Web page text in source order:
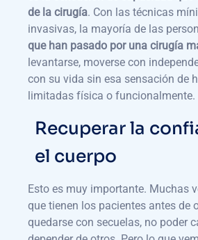
de la cirugía. Con las técnicas
invasivas, la mayoría de las
que han pasado por una cirugía
levantarse, moverse con
con su vida sin esa sensación de
limitadas física o funcionalmente.
Recuperar la
el cuerpo
Esto es muy importante. Muchas
que tienen los pacientes antes de
quedarse con secuelas, no poder